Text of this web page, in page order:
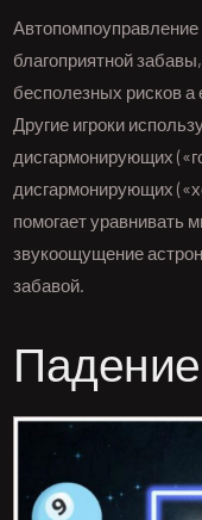
благоприятной
бесполезных рисков
Другие игроки
дисгармонирующих
дисгармонирующих
помогает уравнивать
звукоощущение
забавой.